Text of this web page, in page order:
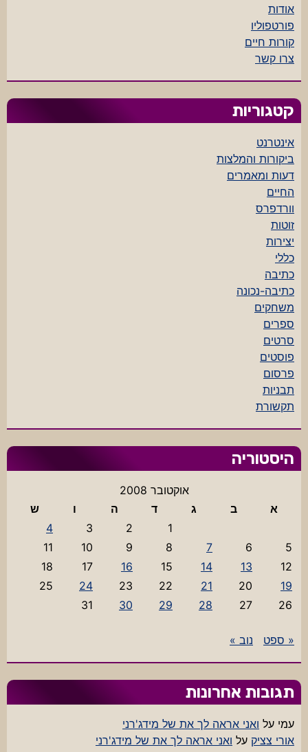
אודות
פורטפוליו
קורות חיים
צרו קשר
קטגוריות
אינטרנט
ביקורות והמלצות
דעות ומאמרים
החיים
וורדפרס
זוטות
יצירות
כללי
כתיבה
כתיבה-נכונה
משחקים
ספרים
סרטים
פוסטים
פרסום
תבניות
תקשורת
היסטוריה
אוקטובר 2008
א
ב ג ד ה ו
ש
1
2
3
4
5
6
7
8
9
10
11
12
13
14
15
16
17
18
19
20
21
22
23
24
25
26
27
28
29
30
31
« ספט נוב »
תגובות אחרונות
עמי על ואני אראה לך את של מידג'רני
אורי צציק על ואני אראה לך את של מידג'רני